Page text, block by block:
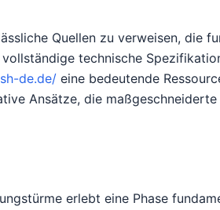
Quellen zu verweisen, die
technische
de.de/ eine bedeutende
Ansätze, die
erlebt eine Phase